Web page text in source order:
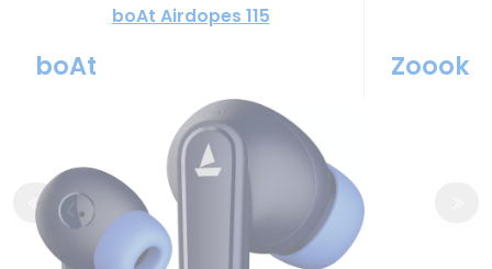
boAt Airdopes 115
boAt Zoook